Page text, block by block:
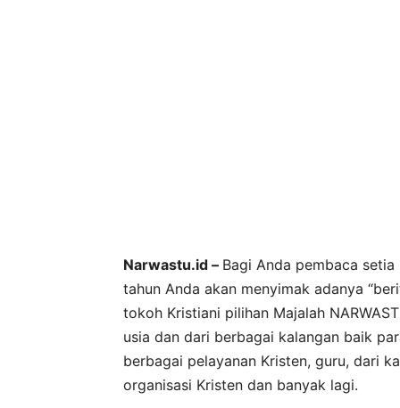
Narwastu.id – Bagi Anda pembaca
tahun Anda akan menyimak adanya
tokoh Kristiani pilihan Majalah
usia dan dari berbagai kalangan baik
berbagai pelayanan Kristen, guru, dari
organisasi Kristen dan banyak lagi.